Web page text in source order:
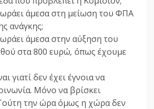
άμεσα στη μείωση του ΦΠΑ
ανάγκης;
άμεσα στην αύξηση του
στα 800 ευρώ, όπως έχουμε
γιατί δεν έχει έγνοια να
Μόνο να βρίσκει
την ώρα όμως η χώρα δεν